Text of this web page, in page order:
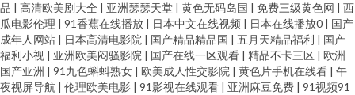
品 | 高清欧美剧大全 | 亚洲瑟瑟天堂 | 黄色无码岛国 | 免费三级黄色网 | 西
瓜电影伦理 | 91香蕉在线播放 | 日本中文在线视频 | 日本在线播放0 | 国产
成年人网站 | 日本高清电影院 | 国产精品精品国 | 五月天精品福利 | 国产
福利小视 | 亚洲欧美闷骚影院 | 国产在线一区观看 | 精品不卡三区 | 欧洲
国产亚洲 | 91九色蝌蚪熟女 | 欧美成人性交影院 | 黄色片手机在线看 | 午
夜视屏导航 | 伦理欧美电影 | 91影视在线观看 | 亚洲麻豆免费 | 91视频91